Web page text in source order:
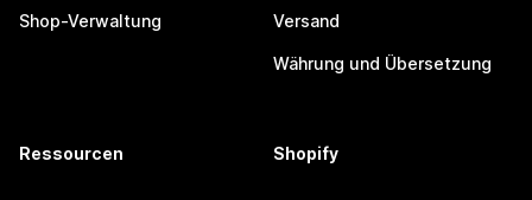
Shop-Verwaltung Versand
Währung und Übersetzung
Ressourcen Shopify